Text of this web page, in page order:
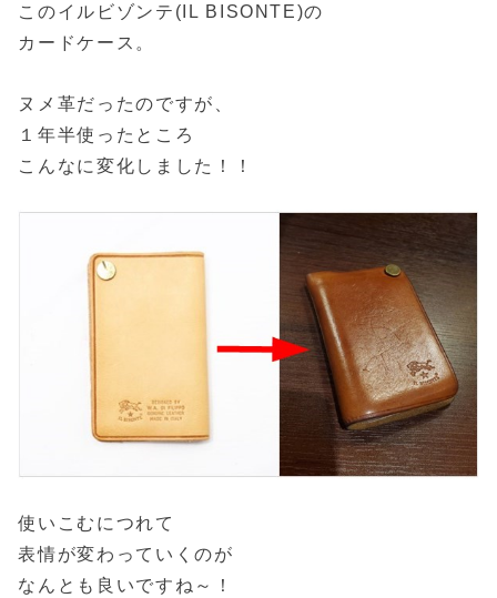
このイルビゾンテ(IL BISONTE)の
カードケース。
ヌメ革だったのですが、
１年半使ったところ
こんなに変化しました！！
使いこむにつれて
表情が変わっていくのが
なんとも良いですね～！